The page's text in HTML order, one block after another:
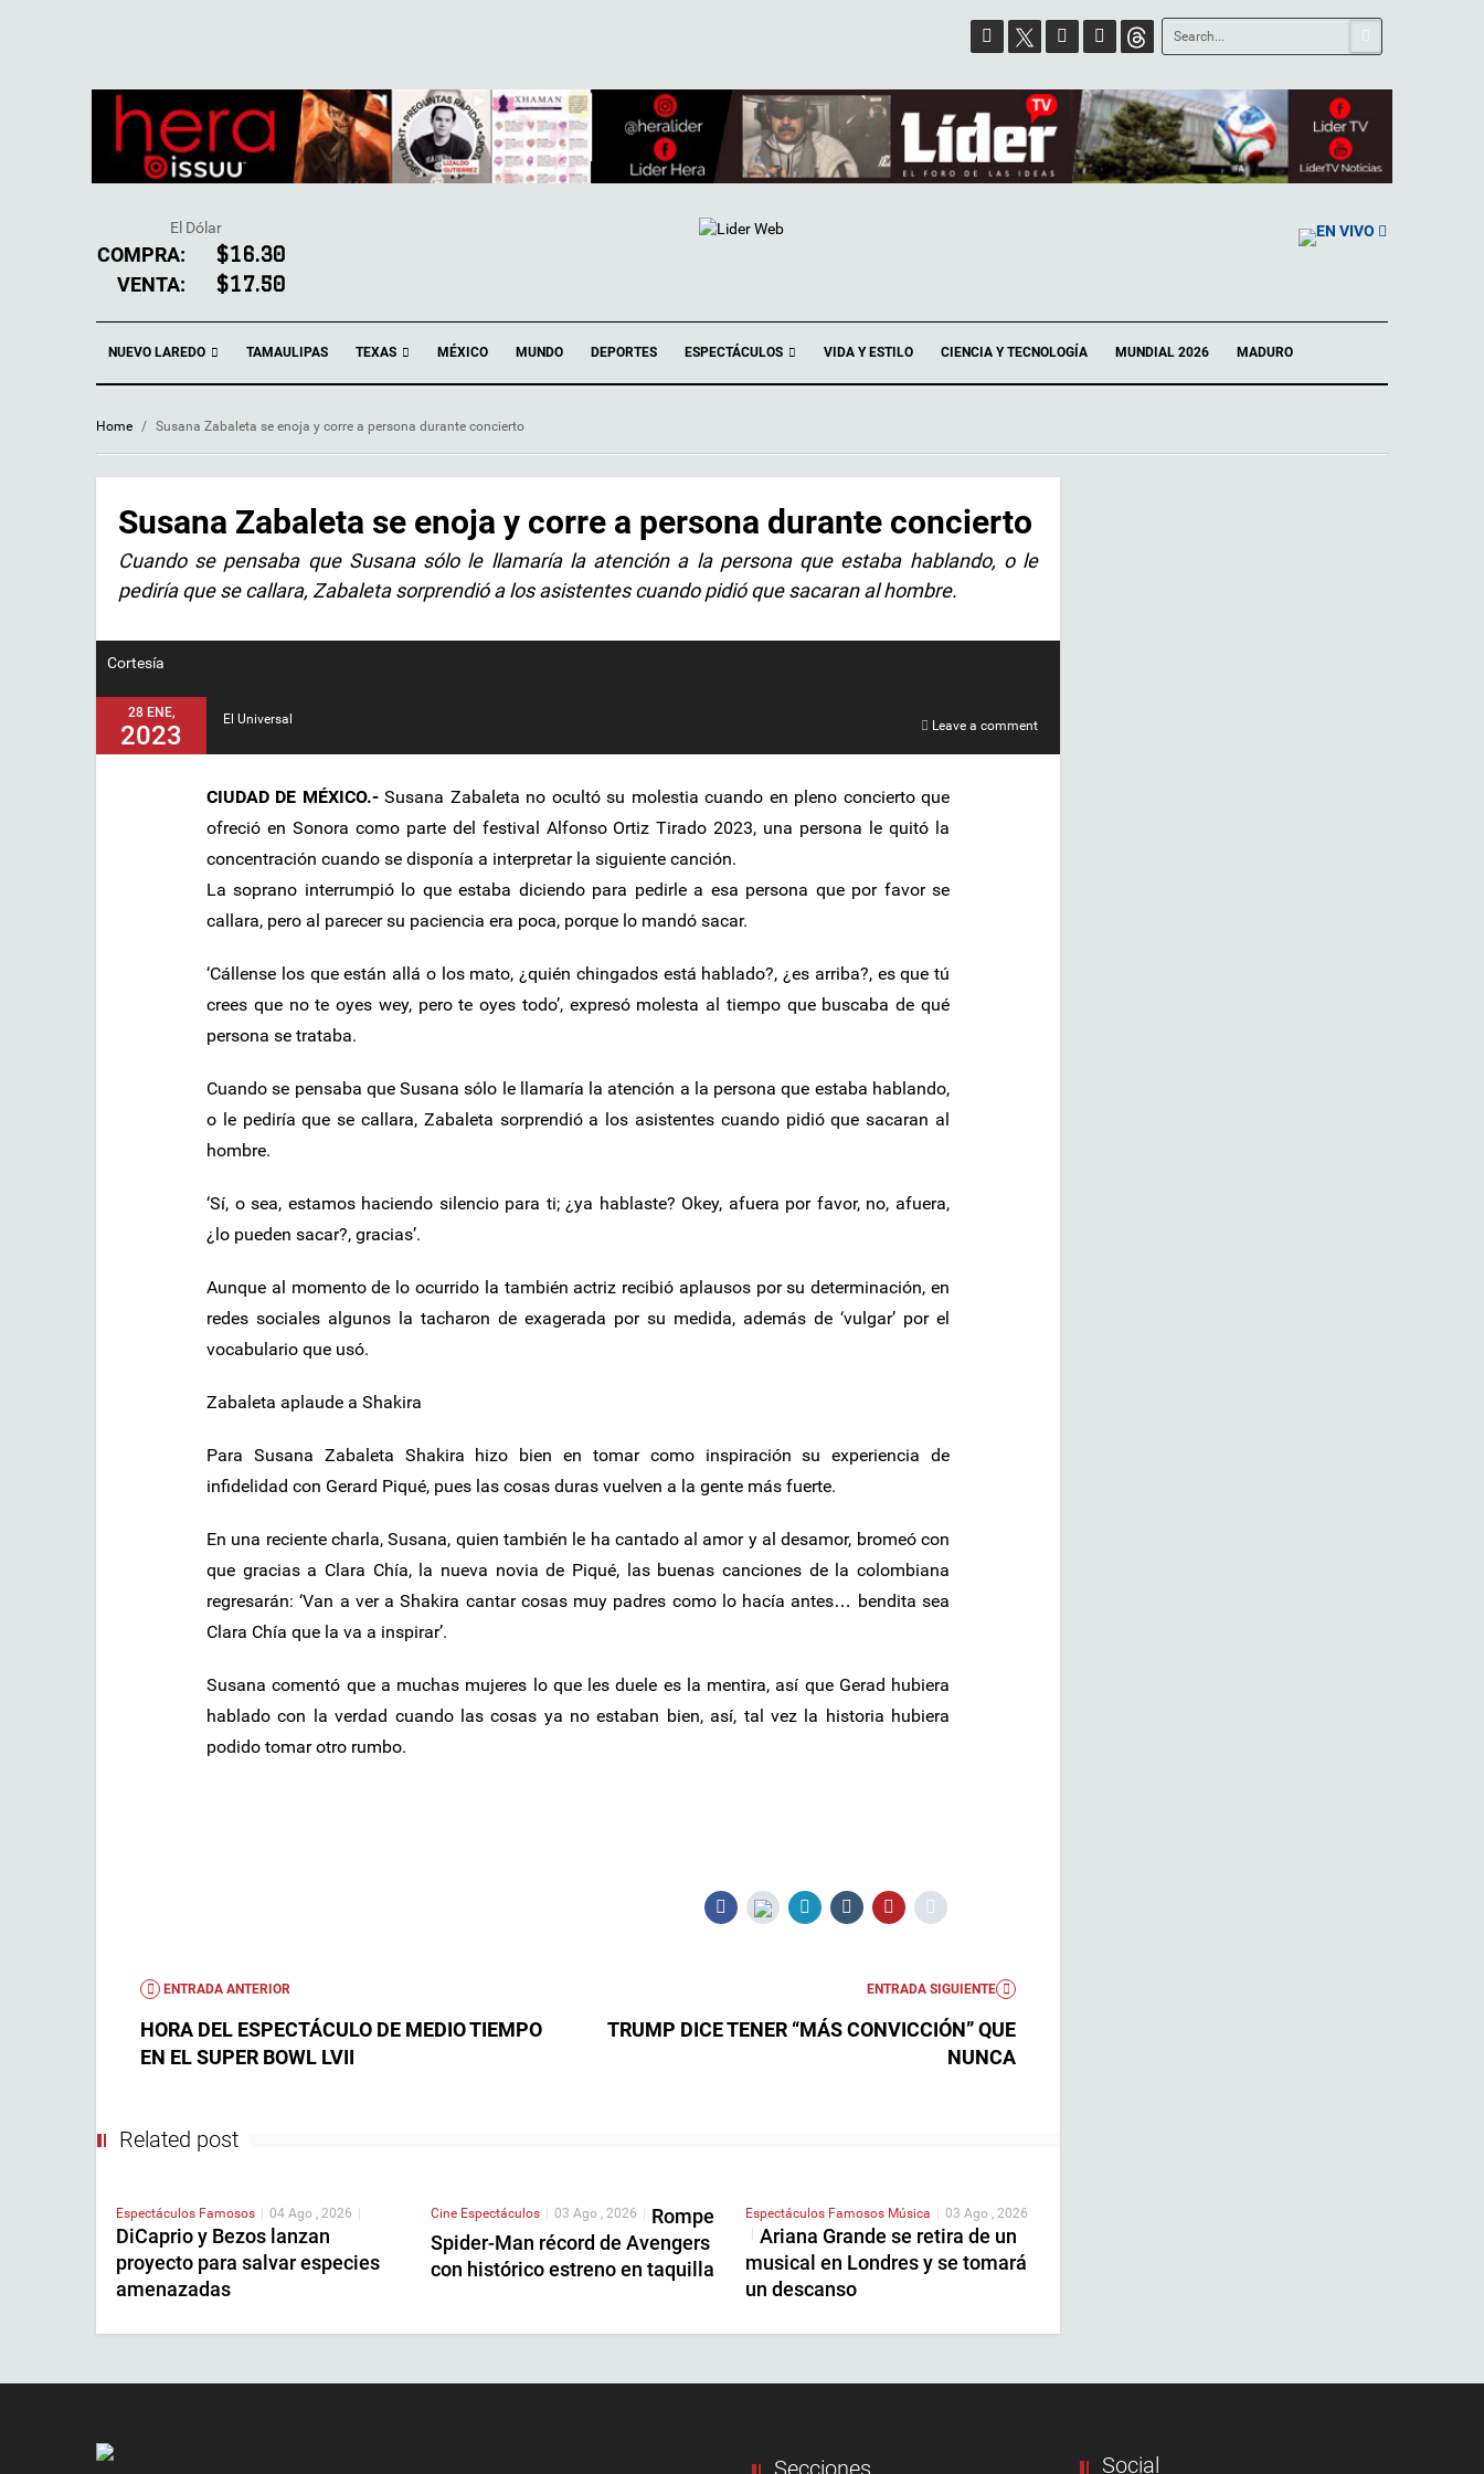
El Dólar
COMPRA: $16.30
VENTA: $17.50
EN VIVO
NUEVO LAREDO TAMAULIPAS TEXAS MÉXICO MUNDO DEPORTES ESPECTÁCULOS VIDA Y ESTILO CIENCIA Y TECNOLOGÍA MUNDIAL 2026 MADURO
Home / Susana Zabaleta se enoja y corre a persona durante concierto
Susana Zabaleta se enoja y corre a persona durante concierto
Cuando se pensaba que Susana sólo le llamaría la atención a la persona que estaba hablando, o le
pediría que se callara, Zabaleta sorprendió a los asistentes cuando pidió que sacaran al hombre.
Cortesía
28 ENE,
2023
El Universal Leave a comment
CIUDAD DE MÉXICO.-Susana Zabaleta no ocultó su molestia cuando en pleno concierto que
ofreció en Sonora como parte del festival Alfonso Ortiz Tirado 2023, una persona le quitó la
concentración cuando se disponía a interpretar la siguiente canción.
La soprano interrumpió lo que estaba diciendo para pedirle a esa persona que por favor se
callara, pero al parecer su paciencia era poca, porque lo mandó sacar.
‘Cállense los que están allá o los mato, ¿quién chingados está hablado?, ¿es arriba?, es que tú
crees que no te oyes wey, pero te oyes todo’, expresó molesta al tiempo que buscaba de qué
persona se trataba.
Cuando se pensaba que Susana sólo le llamaría la atención a la persona que estaba hablando,
o le pediría que se callara, Zabaleta sorprendió a los asistentes cuando pidió que sacaran al
hombre.
‘Sí, o sea, estamos haciendo silencio para ti; ¿ya hablaste? Okey, afuera por favor, no, afuera,
¿lo pueden sacar?, gracias’.
Aunque al momento de lo ocurrido la también actriz recibió aplausos por su determinación, en
redes sociales algunos la tacharon de exagerada por su medida, además de ‘vulgar’ por el
vocabulario que usó.
Zabaleta aplaude a Shakira
Para Susana Zabaleta Shakira hizo bien en tomar como inspiración su experiencia de
infidelidad con Gerard Piqué, pues las cosas duras vuelven a la gente más fuerte.
En una reciente charla, Susana, quien también le ha cantado al amor y al desamor, bromeó con
que gracias a Clara Chía, la nueva novia de Piqué, las buenas canciones de la colombiana
regresarán: ‘Van a ver a Shakira cantar cosas muy padres como lo hacía antes… bendita sea
Clara Chía que la va a inspirar’.
Susana comentó que a muchas mujeres lo que les duele es la mentira, así que Gerad hubiera
hablado con la verdad cuando las cosas ya no estaban bien, así, tal vez la historia hubiera
podido tomar otro rumbo.
ENTRADA ANTERIOR
HORA DEL ESPECTÁCULO DE MEDIO TIEMPO
EN EL SUPER BOWL LVII
ENTRADA SIGUIENTE
TRUMP DICE TENER “MÁS CONVICCIÓN” QUE
NUNCA
Related post
Espectáculos Famosos | 04 Ago , 2026 |
DiCaprio y Bezos lanzan
proyecto para salvar especies
amenazadas
Cine Espectáculos | 03 Ago , 2026 | Rompe
Spider-Man récord de Avengers
con histórico estreno en taquilla
Espectáculos Famosos Música | 03 Ago , 2026
| Ariana Grande se retira de un
musical en Londres y se tomará
un descanso
Social